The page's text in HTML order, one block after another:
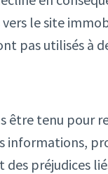
vers le site
pas utilisés à
être tenu pour
préjudices